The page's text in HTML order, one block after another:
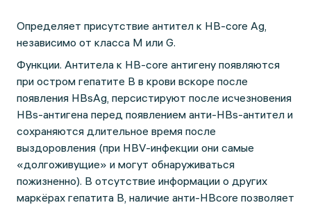
Определяет присутствие антител к HB-core Ag,
независимо от класса M или G.
Функции. Антитела к HB-core антигену появляются
при остром гепатите В в крови вскоре после
появления HBsAg, персистируют после исчезновения
HBs-антигена перед появлением анти-HBs-антител и
сохраняются длительное время после
выздоровления (при HBV-инфекции они самые
«долгоживущие» и могут обнаруживаться
пожизненно). В отсутствие информации о других
маркёрах гепатита В, наличие анти-HBcore позволяет